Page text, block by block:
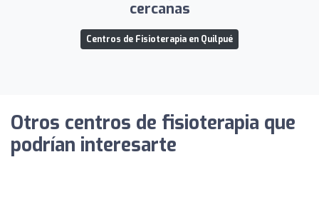
cercanas
Centros de Fisioterapia en Quilpué
Otros centros de fisioterapia que
podrían interesarte